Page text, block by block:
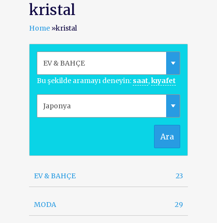
kristal
Home »kristal
Bu şekilde aramayı deneyin: saat,kıyafet
Ara
EV & BAHÇE 23
MODA 29